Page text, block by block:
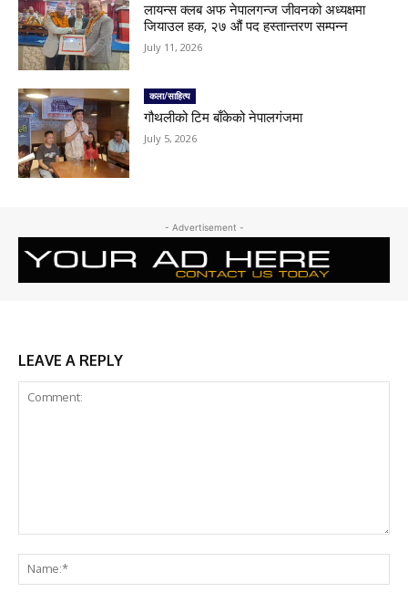
लायन्स क्लब अफ नेपालगन्ज जीवनको अध्यक्षमा
जियाउल हक, २७ औं पद हस्तान्तरण सम्पन्न
July 11, 2026
कला/साहित्य
गौथलीको टिम बाँकेको नेपालगंजमा
July 5, 2026
- Advertisement -
LEAVE A REPLY